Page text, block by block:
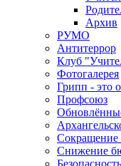
Архив
РУМО
Антитеррор
Клуб
Фотогалерея
Грипп - это
Профсоюз
Сокращение
Снижение